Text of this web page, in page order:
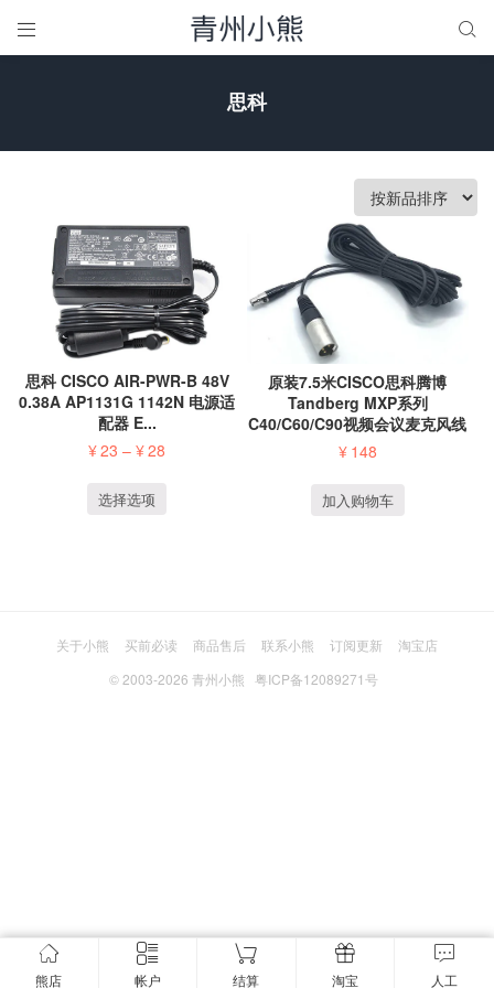
 
思科
思科 CISCO AIR-PWR-B 48V
0.38A AP1131G 1142N 电源适
配器 E...
¥23 –¥28
选择选项
原装7.5米CISCO思科腾博
Tandberg MXP系列
C40/C60/C90视频会议麦克风线
...
¥ 148
加入购物车
熊店 帐户 结算 淘宝 人工
关于小熊 买前必读 商品售后 联系小熊 订阅更新
淘宝店
© 2003-2026 青州小熊 粤ICP备12089271号